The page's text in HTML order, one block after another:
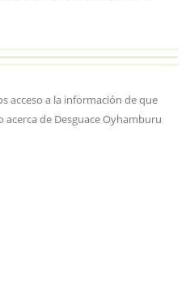
acceso a la información de que
de Desguace Oyhamburu